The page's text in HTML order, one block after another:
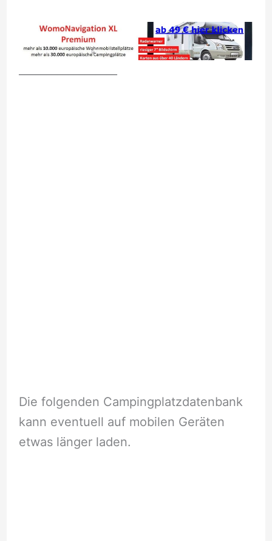
Die folgenden Campingplatzdatenbank
kann eventuell auf mobilen Geräten
etwas länger laden.